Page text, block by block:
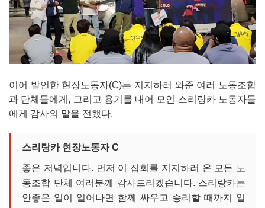
이어 발언한 현장노동자(C)는 지지하러 와준 여러 노동조합
과 단체들에게, 그리고 용기를 내어 모인 스리랑카 노동자들
에게 감사의 말을 전했다.
스리랑카 현장노동자 C
좋은 저녁입니다. 먼저 이 집회를 지지하러 온 모든 노
동조합 단체 여러분께 감사드리겠습니다. 스리랑카는
안좋은 일이 일어나면 함께 싸우고 승리할 때까지 일